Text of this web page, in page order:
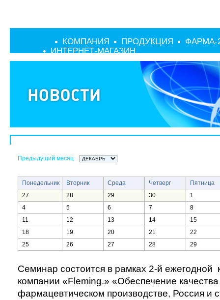
КОМПАНИЯ ПРОДУКЦИЯ
ФАРМА-
ИНТЕРНЕТ-МАГАЗИН
Предыдущий месяц
Понедельник Вторник Среда Четверг
Пятница
27
28 29 30
1
4
5 6 7
8
11
12 13 14
15
18
19 20 21
22
25
26 27 28 29
Семинар состоится в рамках 2-й ежегодной
компании «Fleming.» «Обеспечение качества
фармацевтическом производстве, Россия и